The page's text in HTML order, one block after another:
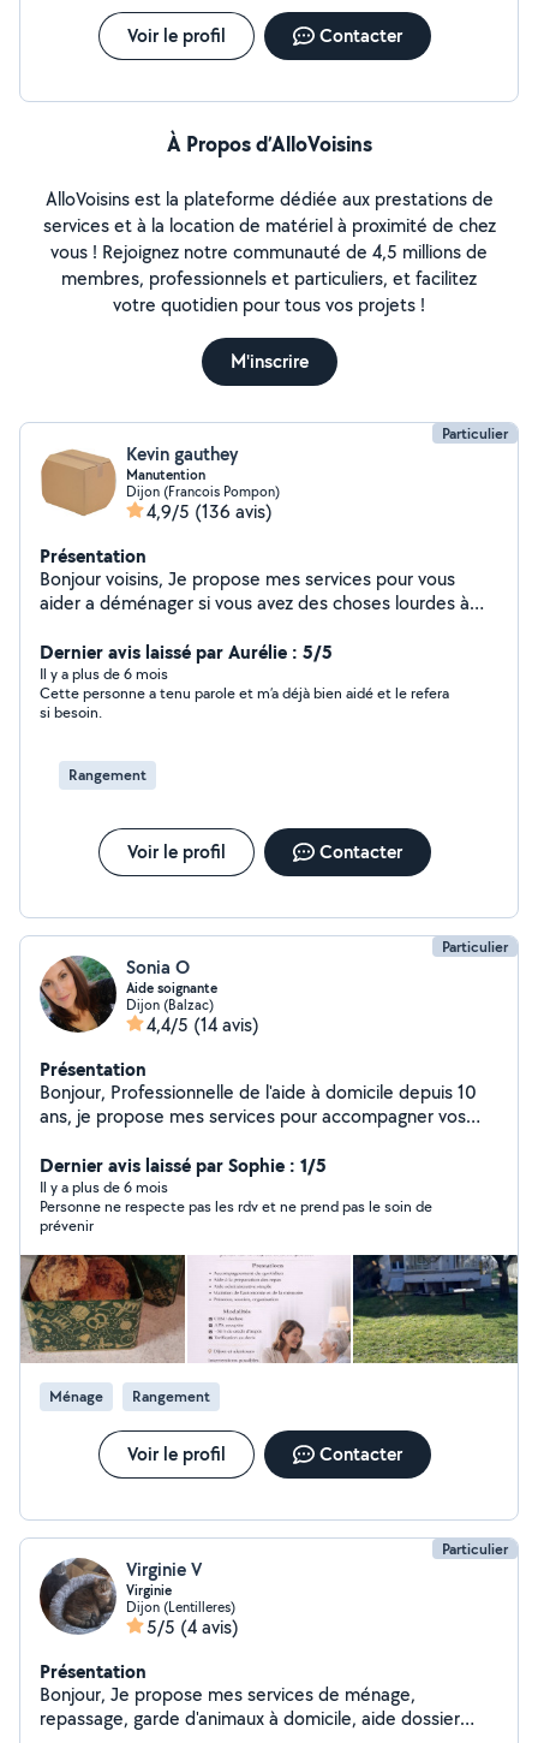
satisfaction de mes clients. Je suis disponible selon vos
besoins et peux m'adapter à vos horaires. N'hésitez pas
convenir d'un rendez-vous. Au plaisir de vous aider
Voir le profil Contacter
À Propos d’AlloVoisins
AlloVoisins est la plateforme dédiée aux prestations de
services et à la location de matériel à proximité de chez
vous ! Rejoignez notre communauté de 4,5 millions de
membres, professionnels et particuliers, et facilitez
votre quotidien pour tous vos projets !
M'inscrire
Particulier
Kevin gauthey
Manutention
Dijon (Francois Pompon)
4,9/5 (136 avis)
Présentation
Bonjour voisins, Je propose mes services pour vous
aider a déménager si vous avez des choses lourdes à
accompagner également Je suis convivial et m'adapte
Dernier avis laissé par Aurélie : 5/5
Il y a plus de 6 mois
Cette personne a tenu parole et m’a déjà bien aidé et le refera
si besoin.
Rangement
Voir le profil Contacter
Particulier
Sonia O
Aide soignante
Dijon (Balzac)
4,4/5 (14 avis)
Présentation
Bonjour, Professionnelle de l'aide à domicile depuis 10
ans, je propose mes services pour accompagner vos
Préparation de repas (adaptés aux régimes) et aide à la
prise. Stimulation cognitive et maintien de l'autonomie.
Aide administrative et vie quotidienne. Conditions : Tarif
: 25 net/h (Éligible 50% crédit d'impôt immédiat via
CESU et aide APA). Disponibilité : Du lundi au vendredi
Dernier avis laissé par Sophie : 1/5
Il y a plus de 6 mois
Personne ne respecte pas les rdv et ne prend pas le soin de
prévenir
Ménage Rangement
Voir le profil Contacter
Particulier
Virginie V
Virginie
Dijon (Lentilleres)
5/5 (4 avis)
Présentation
Bonjour, Je propose mes services de ménage,
repassage, garde d'animaux à domicile, aide dossier